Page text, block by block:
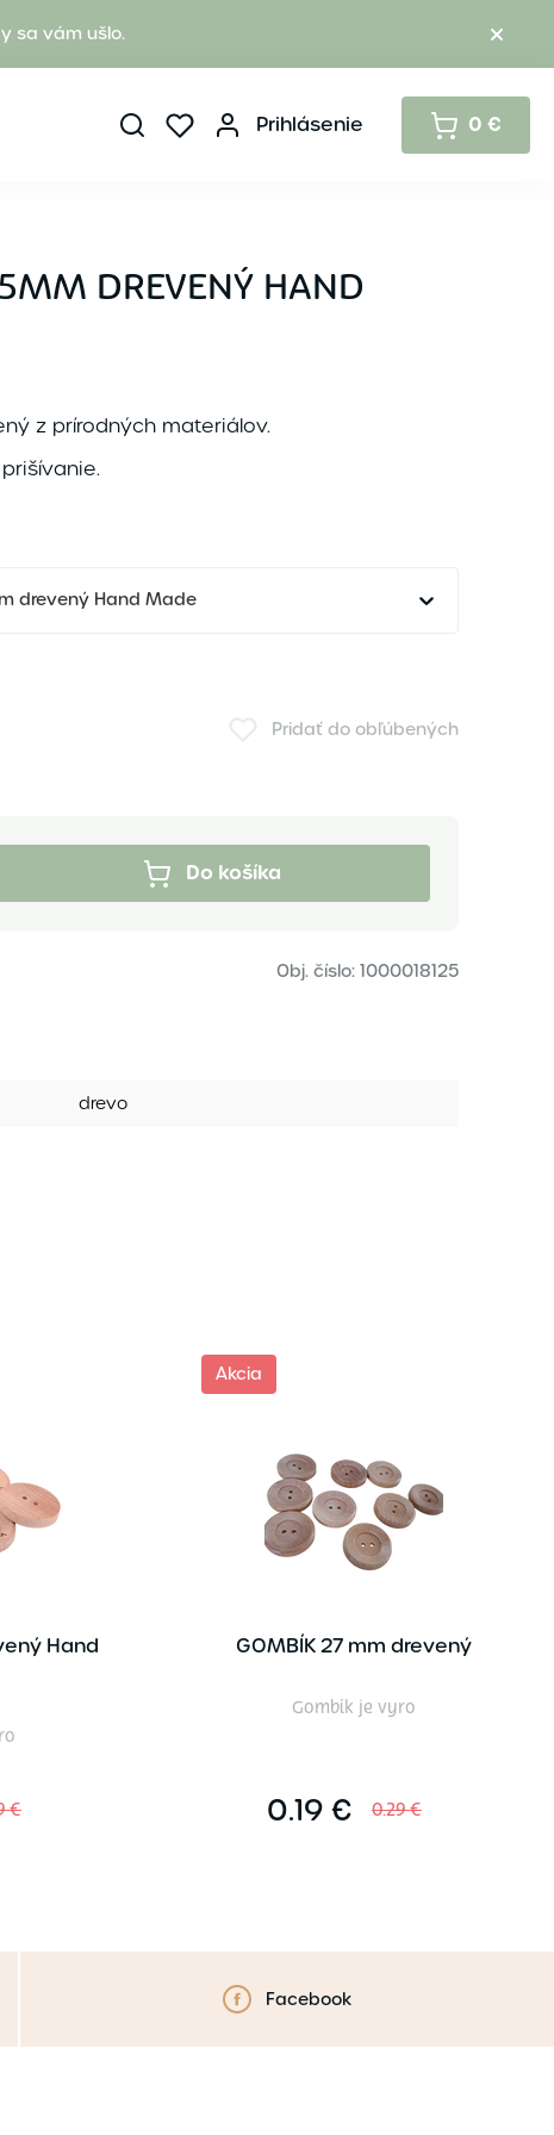
sa vám ušlo.
Prihlásenie 0 €
DREVENÝ HAND
z prírodných materiálov.
drevený Hand Made
Pridať do obľúbených
Do košíka
Obj. číslo: 1000018125
drevo
Hand
€
Akcia
GOMBÍK 27 mm drevený
Gombík je vyro
0.19 € 0.29 €
Facebook